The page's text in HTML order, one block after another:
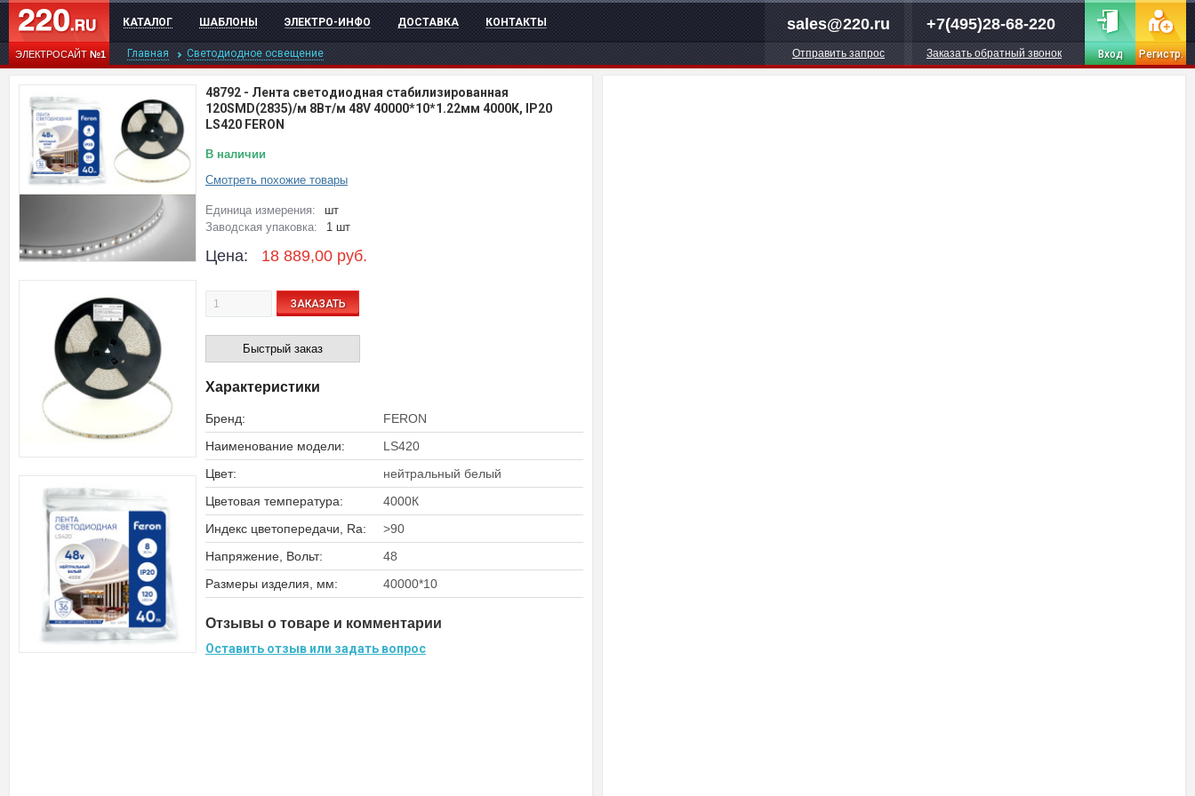
ЭЛЕКТРОСАЙТ№1
КАТАЛОГ ШАБЛОНЫ ЭЛЕКТРО-ИНФО ДОСТАВКА КОНТАКТЫ sales@220.ru
Отправить запрос
+7(495)28-68-220
Заказать обратный звонок Вход Регистр.
Главная Светодиодное освещение
48792 - Лента светодиодная стабилизированная
120SMD(2835)/м 8Вт/м 48V 40000*10*1.22мм 4000К, IP20
LS420 FERON
В наличии
Смотреть похожие товары
Единица измерения:
шт
Заводская упаковка:
1 шт
Цена: 18 889,00 руб.
ЗАКАЗАТЬ
Быстрый заказ
Характеристики
Бренд:
FERON
Наименование модели:
LS420
Цвет:
нейтральный белый
Цветовая температура:
4000К
Индекс цветопередачи, Ra:
>90
Напряжение, Вольт:
48
Размеры изделия, мм:
40000*10
Отзывы о товаре и комментарии
Оставить отзыв или задать вопрос